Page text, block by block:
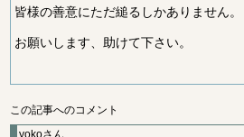
皆様の善意にただ縋るしかありません。
お願いします、助けて下さい。
この記事へのコメント
yokoさん